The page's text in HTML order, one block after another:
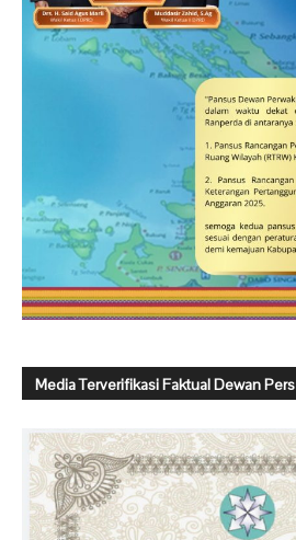
Media Terverifikasi Faktual Dewan Pers